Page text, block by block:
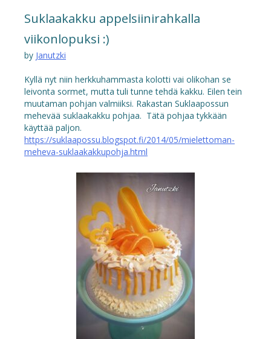
Suklaakakku appelsiinirahkalla
viikonlopuksi :)
by Janutzki
Kyllä nyt niin herkkuhammasta kolotti vai olikohan se
leivonta sormet, mutta tuli tunne tehdä kakku. Eilen tein
muutaman pohjan valmiiksi. Rakastan Suklaapossun
mehevää suklaakakku pohjaa. Tätä pohjaa tykkään
käyttää paljon.
https://suklaapossu.blogspot.fi/2014/05/mielettoman-
meheva-suklaakakkupohja.html